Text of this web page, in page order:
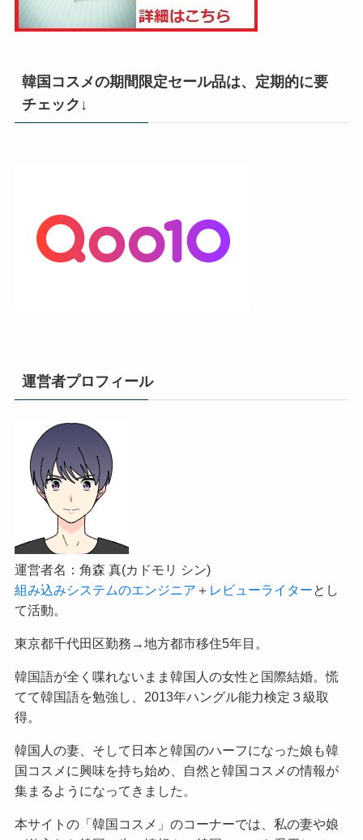
韓国コスメの期間限定セール品は、定期的に要
チェック↓
運営者プロフィール
運営者名：角森 真(カドモリ シン)
組み込みシステムのエンジニア ＋ レビューライター とし
て活動。
東京都千代田区勤務→地方都市移住5年目。
韓国語が全く喋れないまま韓国人の女性と国際結婚。慌
てて韓国語を勉強し、2013年ハングル能力検定３級取
得。
韓国人の妻、そして日本と韓国のハーフになった娘も韓
国コスメに興味を持ち始め、自然と韓国コスメの情報が
集まるようになってきました。
本サイトの「韓国コスメ」のコーナーでは、私の妻や娘